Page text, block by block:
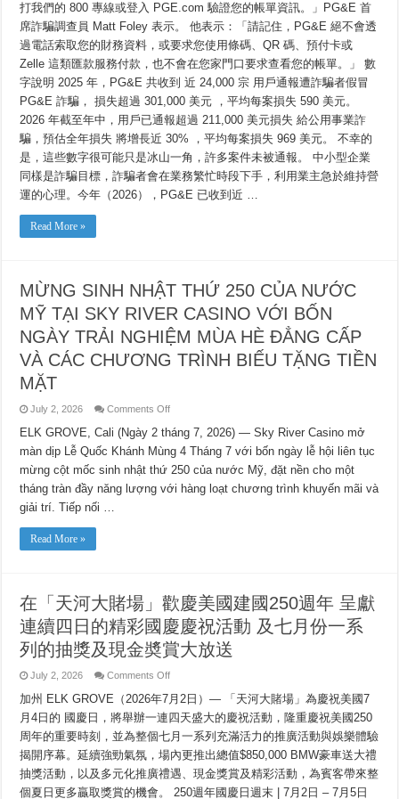
道
的
事
項
打我們的 800 專線或登入 PGE.com 驗證您的帳單資訊。」PG&E 首
席詐騙調查員 Matt Foley 表示。 他表示：「請記住，PG&E 絕不會透
過電話索取您的財務資料，或要求您使用條碼、QR 碼、預付卡或
Zelle 這類匯款服務付款，也不會在您家門口要求查看您的帳單。」 數
字說明 2025 年，PG&E 共收到 近 24,000 宗 用戶通報遭詐騙者假冒
PG&E 詐騙， 損失超過 301,000 美元 ，平均每案損失 590 美元。
2026 年截至年中，用戶已通報超過 211,000 美元損失 給公用事業詐
騙，預估全年損失 將增長近 30% ，平均每案損失 969 美元。 不幸的
是，這些數字很可能只是冰山一角，許多案件未被通報。 中小型企業
同樣是詐騙目標，詐騙者會在業務繁忙時段下手，利用業主急於維持營
運的心理。今年（2026），PG&E 已收到近 …
Read More »
MỪNG SINH NHẬT THỨ 250 CỦA NƯỚC
MỸ TẠI SKY RIVER CASINO VỚI BỐN
NGÀY TRẢI NGHIỆM MÙA HÈ ĐẲNG CẤP
VÀ CÁC CHƯƠNG TRÌNH BIẾU TẶNG TIỀN
MẶT
July 2, 2026 Comments Offon
SINH
NHẬT
THỨ
250
CỦA
NƯỚC
MỸ
MÙA
HÈ
ĐẲNG
CẤP
VÀ
CÁC
TRÌNH
TẶNG
TIỀN
MẶT
ELK GROVE, Cali (Ngày 2 tháng 7, 2026) — Sky River Casino mở
màn dịp Lễ Quốc Khánh Mùng 4 Tháng 7 với bốn ngày lễ hội liên tục
mừng cột mốc sinh nhật thứ 250 của nước Mỹ, đặt nền cho một
tháng tràn đầy năng lượng với hàng loạt chương trình khuyến mãi và
giải trí. Tiếp nối …
Read More »
在「天河大賭場」歡慶美國建國250週年 呈獻
連續四日的精彩國慶慶祝活動 及七月份一系
列的抽獎及現金奬賞大放送
July 2, 2026 Comments Offon
「天
河
大
賭
場」
歡
慶
美
加州 ELK GROVE（2026年7月2日）— 「天河大賭場」為慶祝美國7
月4日的 國慶日，將舉辦一連四天盛大的慶祝活動，隆重慶祝美國250
周年的重要時刻，並為整個七月一系列充滿活力的推廣活動與娛樂體驗
揭開序幕。延續強勁氣氛，場內更推出總值$850,000 BMW豪車送大禮
抽獎活動，以及多元化推廣禮遇、現金獎賞及精彩活動，為賓客帶來整
個夏日更多贏取獎賞的機會。 250週年國慶日週末 | 7月2日 – 7月5日